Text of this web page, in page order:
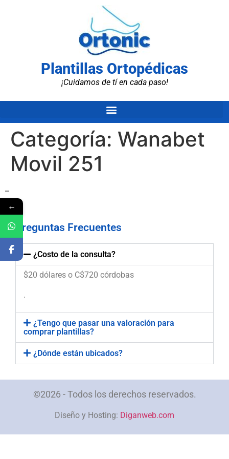
Plantillas Ortopédicas
¡Cuidamos de tí en cada paso!
Categoría: Wanabet
Movil 251
–
Preguntas Frecuentes
¿Costo de la consulta?
$20 dólares o C$720 córdobas
.
¿Tengo que pasar una valoración para
comprar plantillas?
¿Dónde están ubicados?
©2026 - Todos los derechos reservados.
Diseño y Hosting: Diganweb.com
←